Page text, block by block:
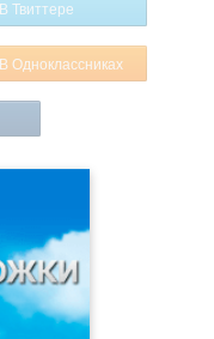
В Твиттере
В Одноклассниках